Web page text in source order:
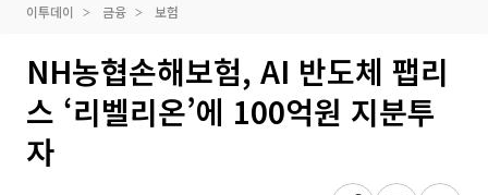
이투데이 금융 보험
NH농협손해보험, AI 반도체 팹리
스 ‘리벨리온’에 100억원 지분투
자